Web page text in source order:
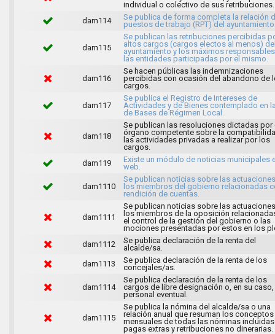
individual o colectivo de sus retribuciones.
dam114
Se publica de forma completa la relación
puestos de trabajo (RPT) del
dam115
Se publican las retribuciones percibidas
altos cargos (cargos electos al menos)
ayuntamiento y los máximos
las entidades participadas por el mismo.
dam116
Se hacen públicas las indemnizaciones
percibidas con ocasión del abandono de
cargos.
dam117
Se publica el Registro de Intereses de
Actividades y de Bienes contemplado en
de Bases de Régimen Local.
dam118
Se publican las resoluciones dictadas por
órgano competente sobre la
las actividades privadas a realizar por los
cargos.
dam119
Existe un módulo de noticias municipales
web.
dam1110
Se publican noticias sobre las
los miembros del gobierno relacionadas
rendición de cuentas.
dam1111
Se publican noticias sobre las
los miembros de la oposición
el control de la gestión del gobierno o las
mociones presentadas por estos en los
dam1112
Se publica declaración de la renta del
alcalde/sa.
dam1113
Se publica declaración de la renta de los
concejales/as.
dam1114
Se publica declaración de la renta de los
cargos de libre designación o, en su
personal eventual.
dam1115
Se publica la nómina del alcalde/sa o una
relación anual que resuman los conceptos
mensuales de todas las nóminas incluidas
pagas extras y retribuciones no dinerarias.